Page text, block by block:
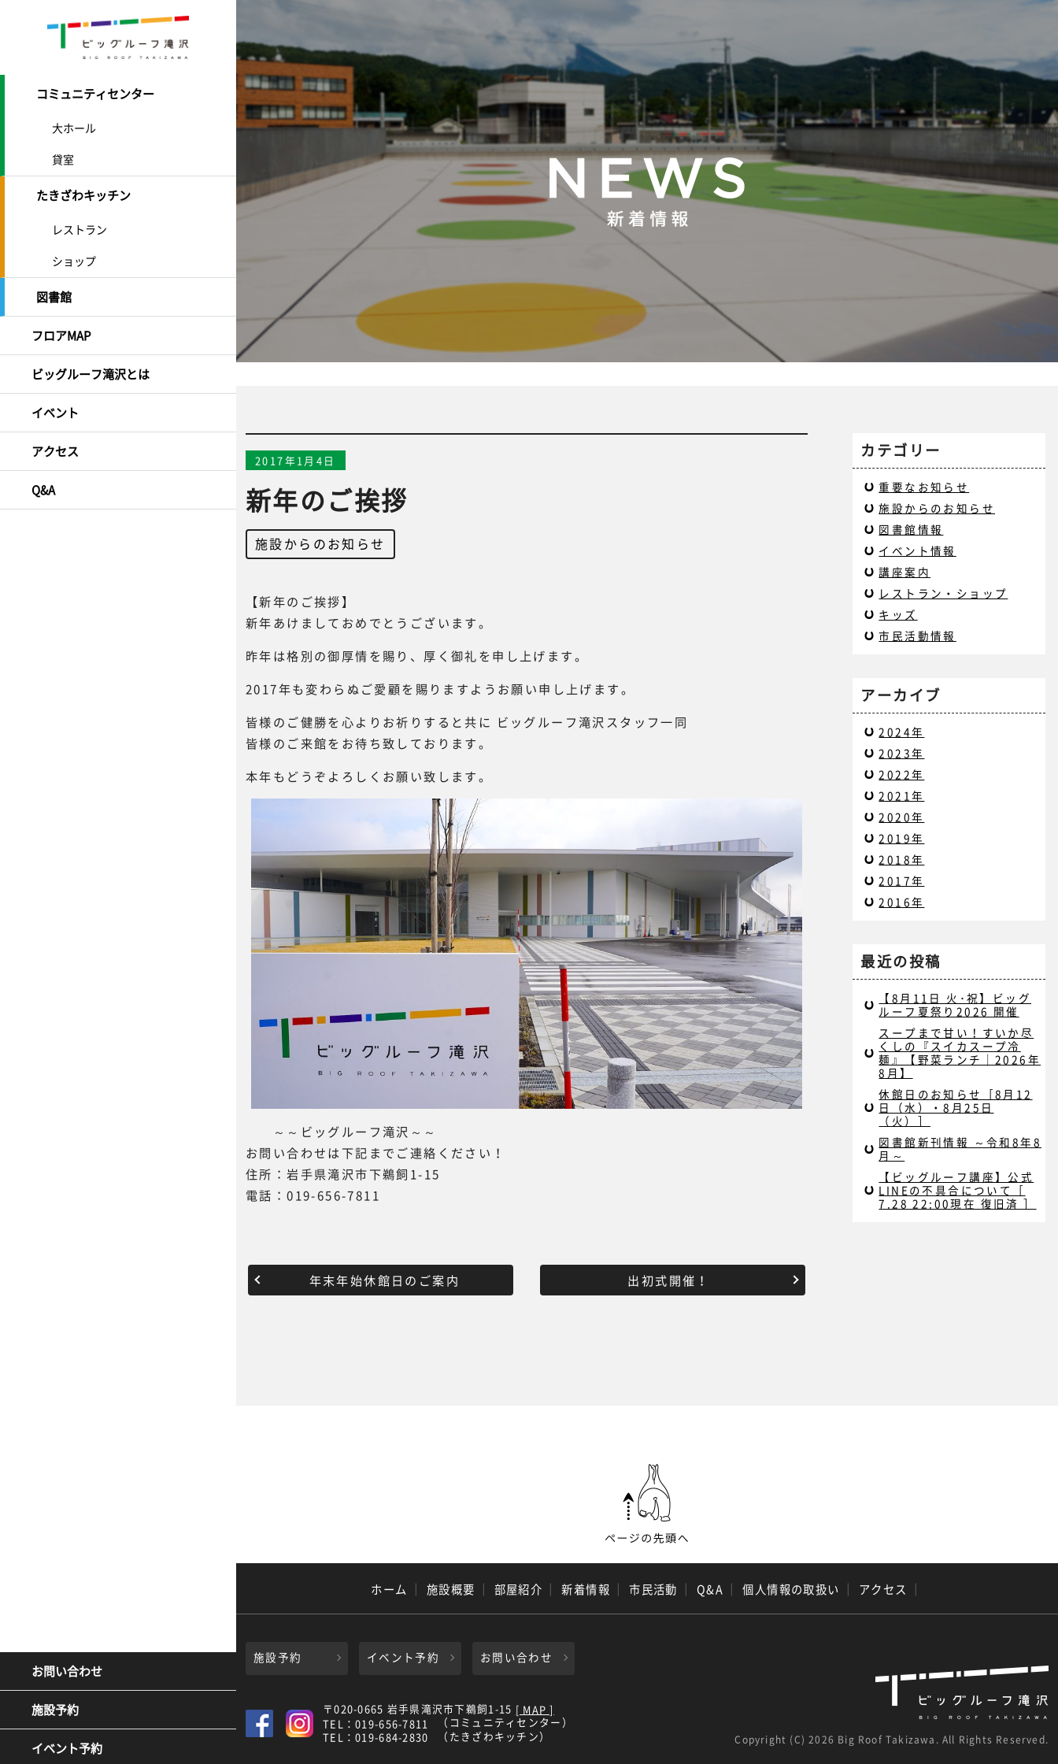
コミュニティセンター
大ホール
貸室
たきざわキッチン
レストラン
ショップ
図書館
フロアMAP
ビッグルーフ滝沢とは
イベント
アクセス
Q&A
お問い合わせ
施設予約
イベント予約
2017年1月4日
新年のご挨拶
施設からのお知らせ
【新年のご挨拶】
新年あけましておめでとうございます。
昨年は格別の御厚情を賜り、厚く御礼を申し上げます。
2017年も変わらぬご愛顧を賜りますようお願い申し上げます。
皆様のご健勝を心よりお祈りすると共に ビッグルーフ滝沢スタッフ一同
皆様のご来館をお待ち致しております。
本年もどうぞよろしくお願い致します。
～～ビッグルーフ滝沢～～
お問い合わせは下記までご連絡ください！
住所：岩手県滝沢市下鵜飼1-15
電話：019-656-7811
年末年始休館日のご案内 出初式開催！
カテゴリー
重要なお知らせ
施設からのお知らせ
図書館情報
イベント情報
講座案内
レストラン・ショップ
キッズ
市民活動情報
アーカイブ
2024年
2023年
2022年
2021年
2020年
2019年
2018年
2017年
2016年
最近の投稿
【8月11日 火･祝】ビッグ
ルーフ夏祭り2026 開催
スープまで甘い！すいか尽
くしの『スイカスープ冷
麺』【野菜ランチ｜2026年
8月】
休館日のお知らせ［8月12
日（水）・8月25日
（火）］
図書館新刊情報 ～令和8年8
月～
【ビッグルーフ講座】公式
LINEの不具合について［
7.28 22:00現在 復旧済 ］
ホーム ｜ 施設概要 ｜ 部屋紹介 ｜ 新着情報 ｜ 市民活動 ｜ Q&A ｜ 個人情報の取扱い ｜ アクセス ｜
施設予約 イベント予約 お問い合わせ
〒020-0665 岩手県滝沢市下鵜飼1-15 [ MAP ]
TEL：019-656-7811
（コミュニティセンター）
TEL：019-684-2830
（たきざわキッチン） Copyright (C)2026 Big Roof Takizawa. All Rights Reserved.